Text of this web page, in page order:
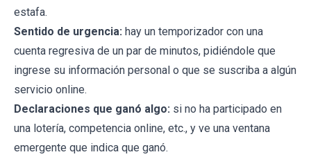
estafa.
Sentido de urgencia: hay un temporizador con una
cuenta regresiva de un par de minutos, pidiéndole que
ingrese su información personal o que se suscriba a algún
servicio online.
Declaraciones que ganó algo: si no ha participado en
una lotería, competencia online, etc., y ve una ventana
emergente que indica que ganó.